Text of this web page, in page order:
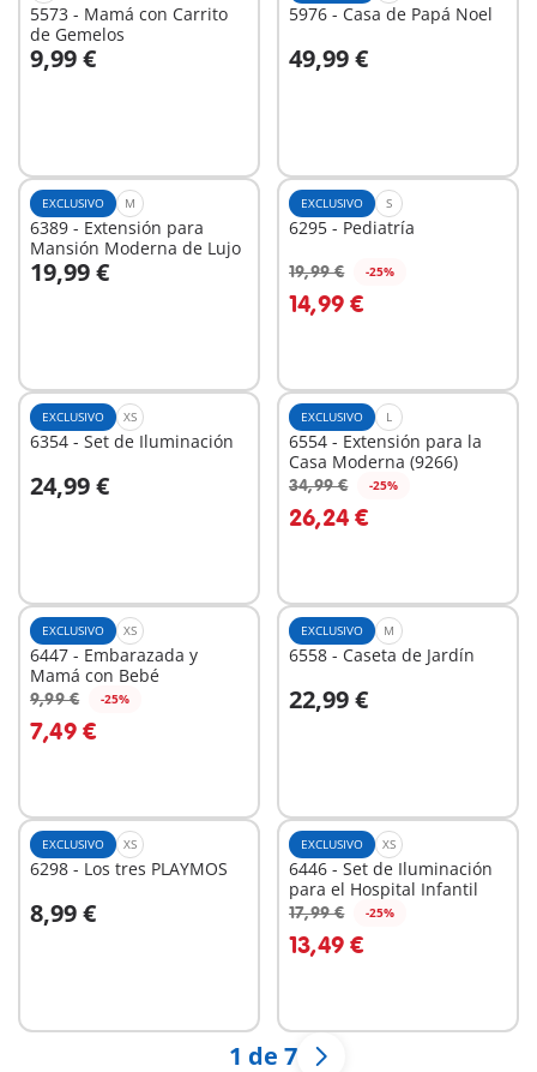
5573 - Mamá con Carrito
de Gemelos
9,99 €
A la cesta
5976 - Casa de Papá Noel
49,99 €
EXCLUSIVO M
6389 - Extensión para
Mansión Moderna de Lujo
19,99 €
A la cesta
EXCLUSIVO S
6295 - Pediatría
19,99 € -25%
14,99 €
A la cesta
EXCLUSIVO XS
6354 - Set de Iluminación
24,99 €
A la cesta
EXCLUSIVO L
6554 - Extensión para la
Casa Moderna (9266)
34,99 € -25%
26,24 €
A la cesta
EXCLUSIVO XS
6447 - Embarazada y
Mamá con Bebé
9,99 € -25%
7,49 €
A la cesta
EXCLUSIVO M
6558 - Caseta de Jardín
22,99 €
A la cesta
EXCLUSIVO XS
6298 - Los tres PLAYMOS
8,99 €
A la cesta
EXCLUSIVO XS
6446 - Set de Iluminación
para el Hospital Infantil
17,99 € -25%
13,49 €
A la cesta
1 de 7